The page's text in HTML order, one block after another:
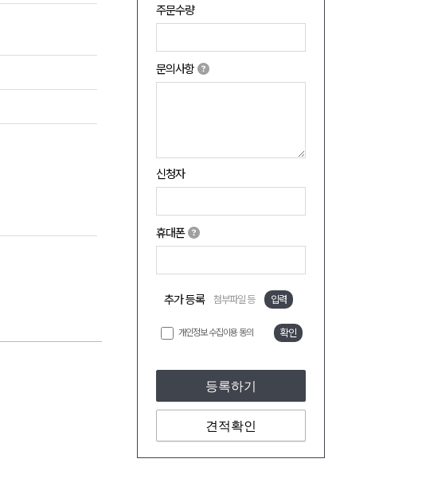
주문수량
문의사항
신청자
휴대폰
추가 등록 첨부파일 등 입력
개인정보 수집이용 동의 확인
등록하기
견적확인